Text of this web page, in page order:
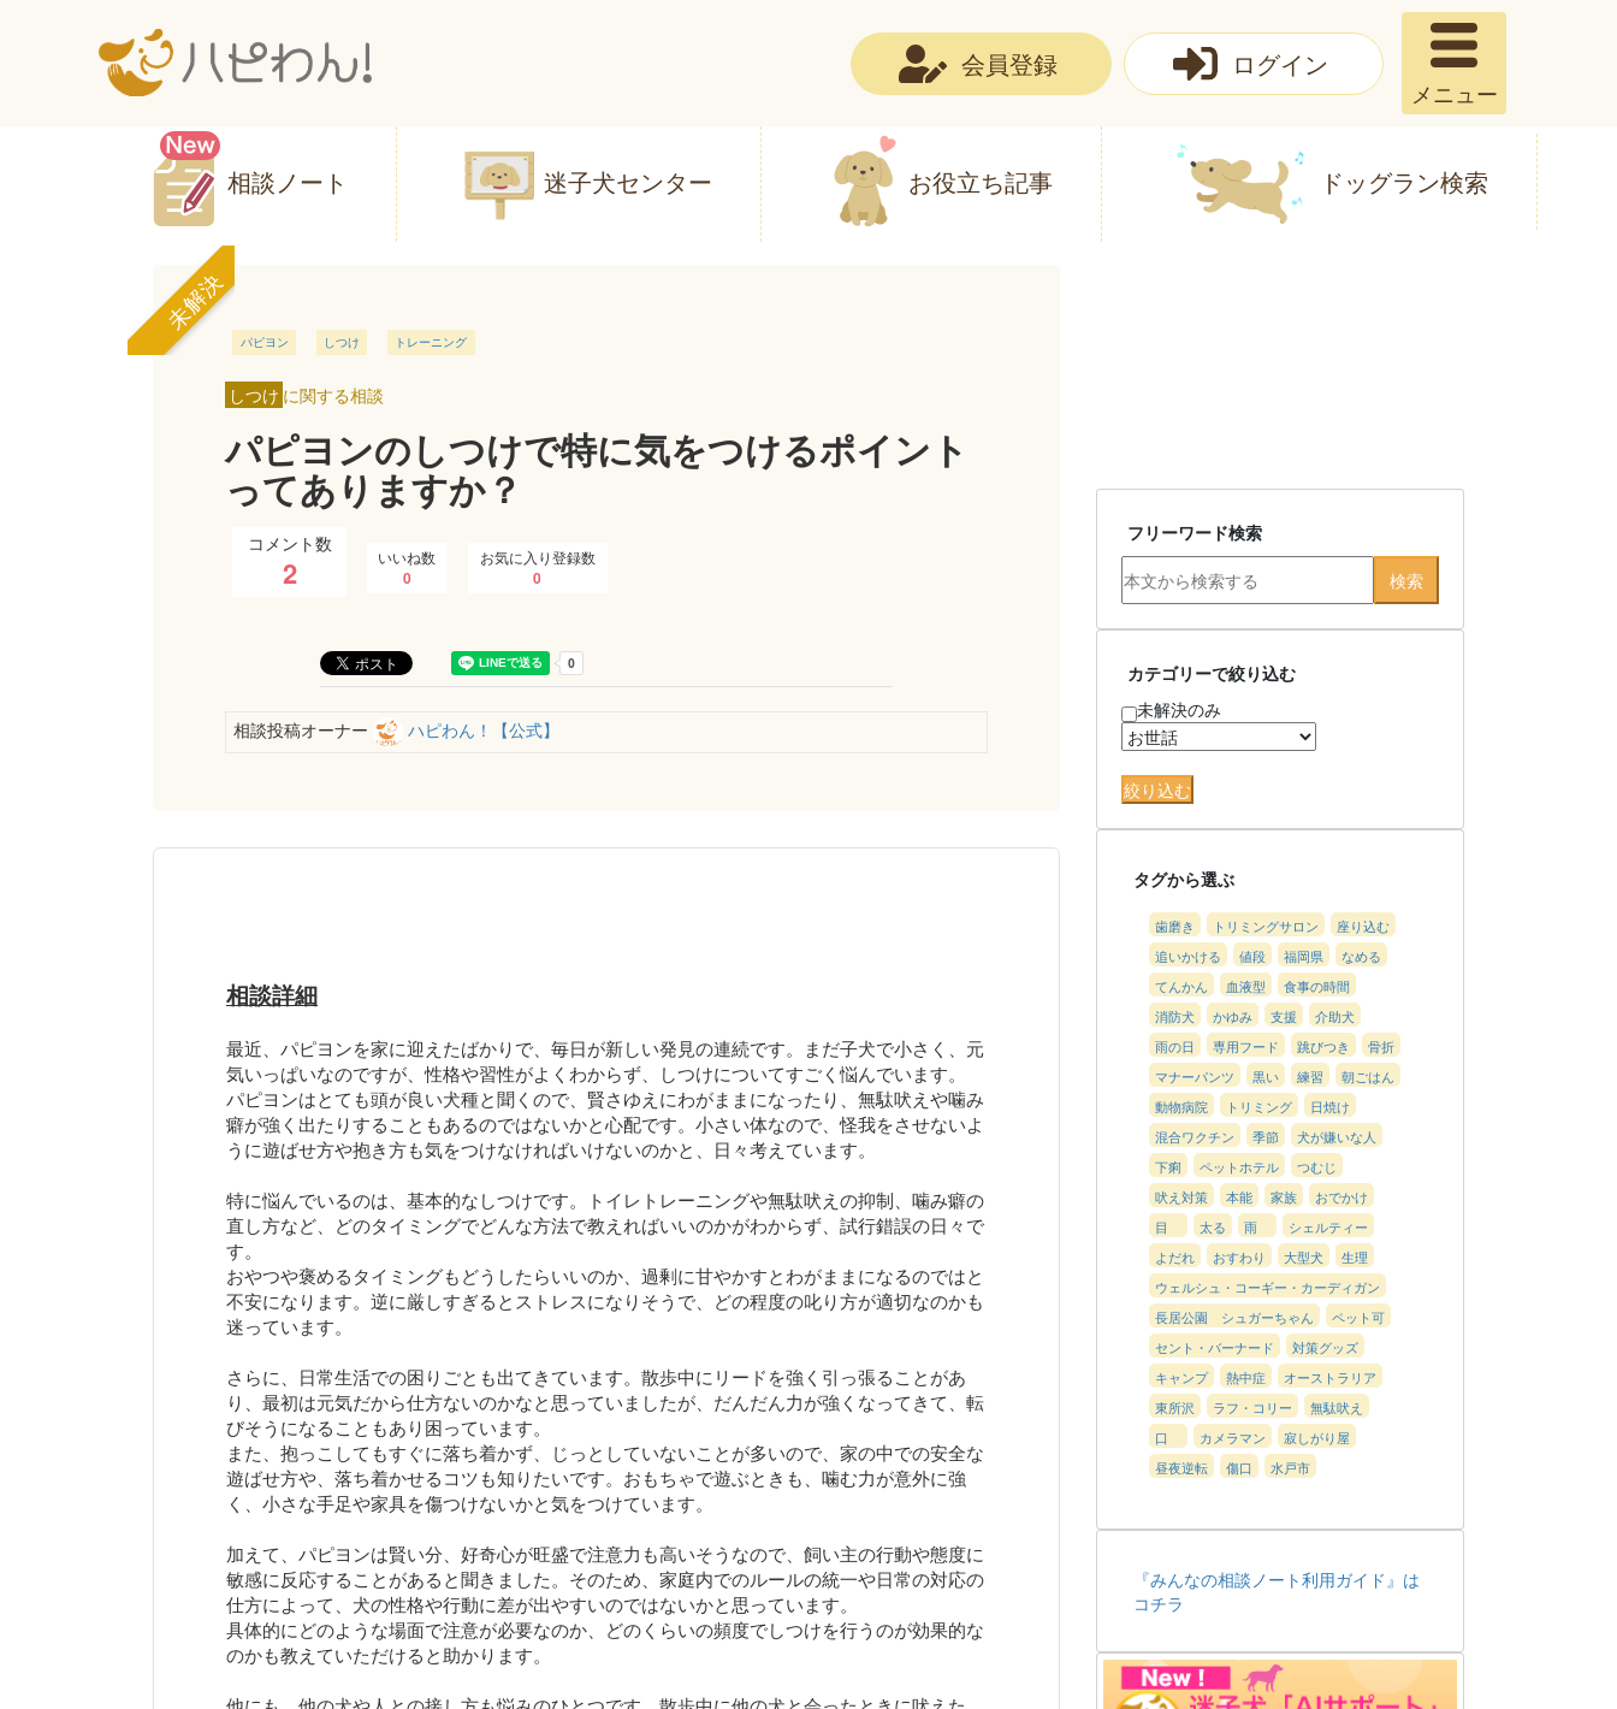
会員登録 ログイン
メニュー
相談ノート 迷子犬センター お役立ち記事 ドッグラン検索
未解決
パピヨン しつけ トレーニング
しつけ に関する相談
パピヨンのしつけで特に気をつけるポイント
ってありますか？
コメント数
2 いいね数
0
お気に入り登録数
0
相談投稿オーナー ハピわん！【公式】
相談詳細
最近、パピヨンを家に迎えたばかりで、毎日が新しい発見の連続です。まだ子犬で小さく、元
気いっぱいなのですが、性格や習性がよくわからず、しつけについてすごく悩んでいます。
パピヨンはとても頭が良い犬種と聞くので、賢さゆえにわがままになったり、無駄吠えや噛み
癖が強く出たりすることもあるのではないかと心配です。小さい体なので、怪我をさせないよ
うに遊ばせ方や抱き方も気をつけなければいけないのかと、日々考えています。
特に悩んでいるのは、基本的なしつけです。トイレトレーニングや無駄吠えの抑制、噛み癖の
直し方など、どのタイミングでどんな方法で教えればいいのかがわからず、試行錯誤の日々で
す。
おやつや褒めるタイミングもどうしたらいいのか、過剰に甘やかすとわがままになるのではと
不安になります。逆に厳しすぎるとストレスになりそうで、どの程度の叱り方が適切なのかも
迷っています。
さらに、日常生活での困りごとも出てきています。散歩中にリードを強く引っ張ることがあ
り、最初は元気だから仕方ないのかなと思っていましたが、だんだん力が強くなってきて、転
びそうになることもあり困っています。
また、抱っこしてもすぐに落ち着かず、じっとしていないことが多いので、家の中での安全な
遊ばせ方や、落ち着かせるコツも知りたいです。おもちゃで遊ぶときも、噛む力が意外に強
く、小さな手足や家具を傷つけないかと気をつけています。
加えて、パピヨンは賢い分、好奇心が旺盛で注意力も高いそうなので、飼い主の行動や態度に
敏感に反応することがあると聞きました。そのため、家庭内でのルールの統一や日常の対応の
仕方によって、犬の性格や行動に差が出やすいのではないかと思っています。
具体的にどのような場面で注意が必要なのか、どのくらいの頻度でしつけを行うのが効果的な
のかも教えていただけると助かります。
フリーワード検索
カテゴリーで絞り込む
未解決のみ
タグから選ぶ
歯磨き トリミングサロン
座り込む
追いかける
値段 福岡県
なめる
てんかん
血液型
食事の時間
消防犬
かゆみ 支援
介助犬
雨の日
専用フード 跳びつき
骨折
マナーパンツ
黒い 練習
朝ごはん
動物病院
トリミング
日焼け
混合ワクチン
季節
犬が嫌いな人
下痢
ペットホテル
つむじ
吠え対策
本能 家族
おでかけ
目
太る 雨
シェルティー
よだれ
おすわり 大型犬
生理
ウェルシュ・コーギー・カーディガン
長居公園 シュガーちゃん
ペット可
セント・バーナード
対策グッズ
キャンプ
熱中症
オーストラリア
東所沢
ラフ・コリー
無駄吠え
口
カメラマン
寂しがり屋
昼夜逆転
傷口 水戸市
『みんなの相談ノート利用ガイド』は
コチラ